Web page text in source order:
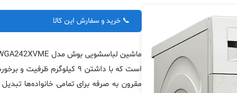
📞 خرید و سفارش این کالا
است که با داشتن ۹ کیلوگرم
مقرون به صرفه برای تمامی خانواده‌ها